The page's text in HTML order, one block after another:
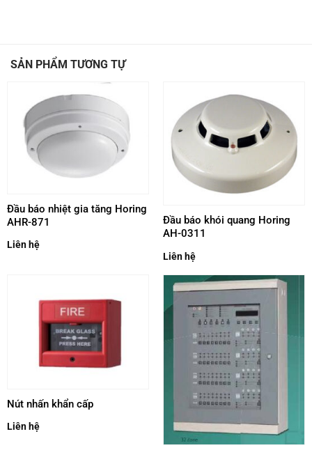
SẢN PHẨM TƯƠNG TỰ
Đầu báo nhiệt gia tăng Horing
AHR-871
Liên hệ
Đầu báo khói quang Horing
AH-0311
Liên hệ
Nút nhấn khẩn cấp
Liên hệ